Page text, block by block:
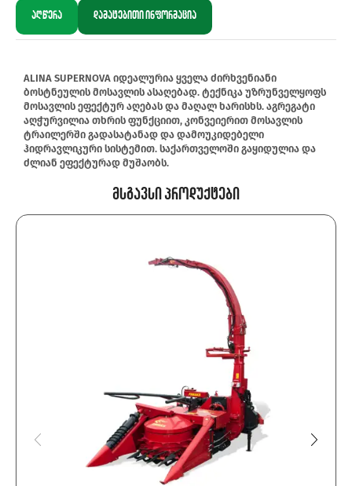
აღწერა დამატებითი ინფორმაცია
ALINA SUPERNOVA იდეალურია ყველა ძირხვენიანი
ბოსტნეულის მოსავლის ასაღებად. ტექნიკა უზრუნველყოფს
მოსავლის ეფექტურ აღებას და მაღალ ხარისხს. აგრეგატი
აღჭურვილია თხრის ფუნქციით, კონვეიერით მოსავლის
ტრაილერში გადასატანად და დამოუკიდებელი
ჰიდრავლიკური სისტემით. საქართველოში გაყიდულია და
ძლიან ეფექტურად მუშაობს.
Მსგავსი Პროდუქტები